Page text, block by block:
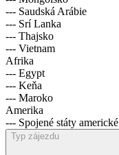
--- Saudská Arábie
--- Srí Lanka
--- Thajsko
--- Vietnam
Afrika
--- Egypt
--- Keňa
--- Maroko
Amerika
--- Spojené státy americké
Typ zájezdu